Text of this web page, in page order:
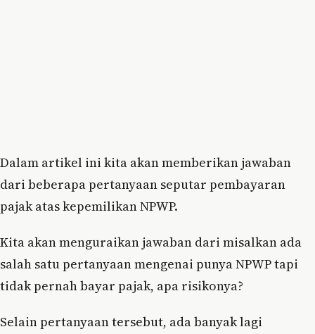
Dalam artikel ini kita akan memberikan jawaban
dari beberapa pertanyaan seputar pembayaran
pajak atas kepemilikan NPWP.
Kita akan menguraikan jawaban dari misalkan ada
salah satu pertanyaan mengenai punya NPWP tapi
tidak pernah bayar pajak, apa risikonya?
Selain pertanyaan tersebut, ada banyak lagi